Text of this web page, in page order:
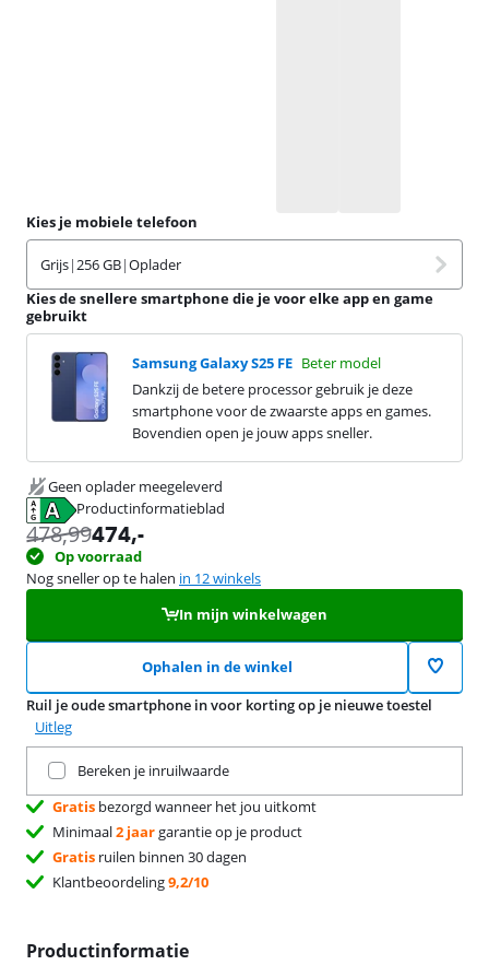
Kies je mobiele telefoon
Grijs|256 GB|Oplader
Kies de snellere smartphone die je voor elke app en game
gebruikt
Samsung Galaxy S25 FE Beter model
Dankzij de betere processor gebruik je deze
smartphone voor de zwaarste apps en games.
Bovendien open je jouw apps sneller.
Geen oplader meegeleverd
Productinformatieblad
opent in nieuw tabblad
478,99474,-
Op voorraad
Nog sneller op te halen in 12 winkels
In mijn winkelwagen
Ophalen in de winkel
Ruil je oude smartphone in voor korting op je nieuwe toestel
Uitleg
Bereken je inruilwaarde
Gratis bezorgd wanneer het jou uitkomt
Minimaal2 jaargarantie op je product
Gratis ruilen binnen 30 dagen
Klantbeoordeling9,2/10
Productinformatie